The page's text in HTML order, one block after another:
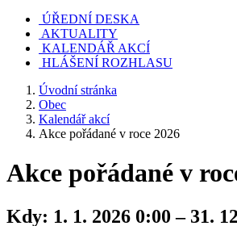
ÚŘEDNÍ DESKA
AKTUALITY
KALENDÁŘ AKCÍ
HLÁŠENÍ ROZHLASU
Úvodní stránka
Obec
Kalendář akcí
Akce pořádané v roce 2026
Akce pořádané v
Kdy: 1. 1. 2026 0:00 – 31.